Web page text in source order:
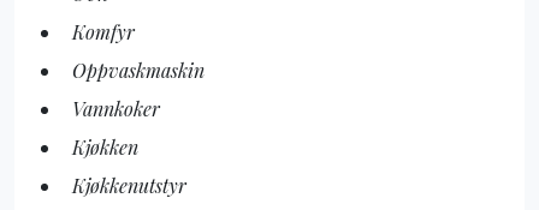
Komfyr
Oppvaskmaskin
Vannkoker
Kjøkken
Kjøkkenutstyr